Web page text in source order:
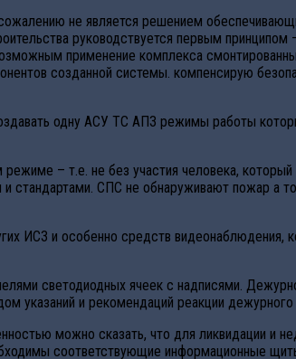
не является решением
руководствуется первым
применение комплекса
созданной системы. компенсирую
одну АСУ ТС АПЗ режимы работы
– т.е. не без участия человека,
стандартами. СПС не обнаруживают пожар а
ИСЗ и особенно средств видеонаблюдения,
светодиодных ячеек с надписями.
указаний и рекомендаций реакции
можно сказать, что для ликвидации и
соответствующие информационные